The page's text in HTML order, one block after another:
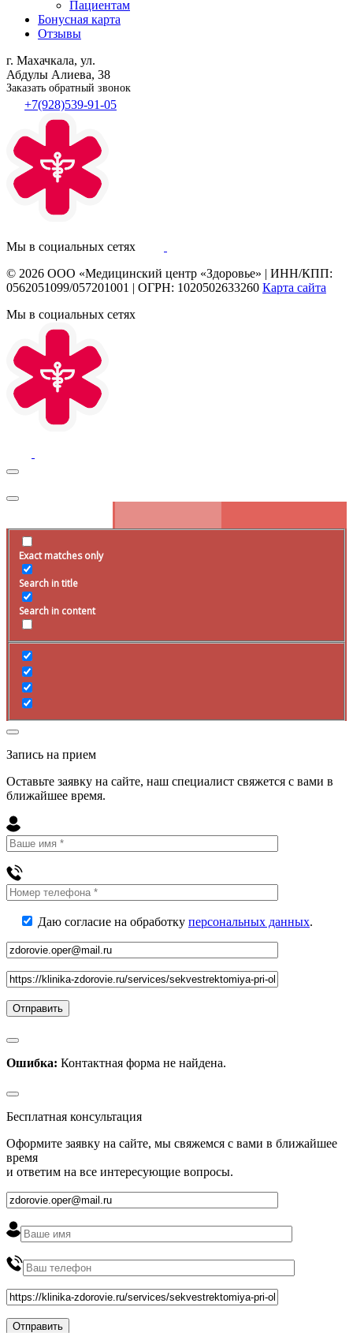
Пациентам
Бонусная карта
Отзывы
г. Махачкала, ул.
Абдулы Алиева, 38
Заказать обратный звонок
+7(928)539-91-05
Мы в социальных сетях
© 2026 ООО «Медицинский центр «Здоровье» | ИНН/КПП:
0562051099/057201001 | ОГРН: 1020502633260 Карта сайта
Мы в социальных сетях
Exact matches only
Search in title
Search in content
Запись на прием
Оставьте заявку на сайте, наш специалист свяжется с вами в
ближайшее время.
Даю согласие на обработку персональных данных.
Ошибка: Контактная форма не найдена.
Бесплатная консультация
Оформите заявку на сайте, мы свяжемся с вами в ближайшее
время
и ответим на все интересующие вопросы.